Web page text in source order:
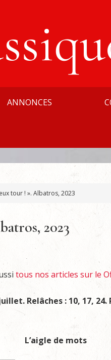
ANNONCES
tour ! ». Albatros, 2023
2023
tous nos articles sur le
Relâches : 10, 17,
L’aigle de mots